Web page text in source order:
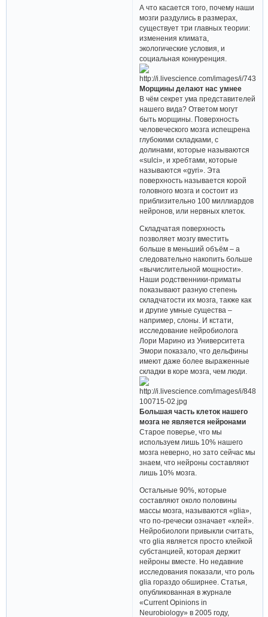
А что касается того, почему наши
мозги раздулись в размерах,
существует три главных теории:
изменения климата,
экологические условия, и
социальная конкуренция.
Морщины делают нас умнее
В чём секрет ума представителей
нашего вида? Ответом могут
быть морщины. Поверхность
человеческого мозга испещрена
глубокими складками, с
долинами, которые называются
«sulci», и хребтами, которые
называются «gyri». Эта
поверхность называется корой
головного мозга и состоит из
приблизительно 100 миллиардов
нейронов, или нервных клеток.
Складчатая поверхность
позволяет мозгу вместить
больше в меньший объём – а
следовательно накопить больше
«вычислительной мощности».
Наши родственники-приматы
показывают разную степень
складчатости их мозга, также как
и другие умные существа –
например, слоны. И кстати,
исследование нейробиолога
Лори Марино из Университета
Эмори показало, что дельфины
имеют даже более выраженные
складки в коре мозга, чем люди.
Большая часть клеток нашего
мозга не является нейронами
Старое поверье, что мы
используем лишь 10% нашего
мозга неверно, но зато сейчас мы
знаем, что нейроны составляют
лишь 10% мозга.
Остальные 90%, которые
составляют около половины
массы мозга, называются «glia»,
что по-гречески означает «клей».
Нейробиологи привыкли считать,
что glia является просто клейкой
субстанцией, которая держит
нейроны вместе. Но недавние
исследования показали, что роль
glia гораздо обширнее. Статья,
опубликованная в журнале
«Current Opinions in
Neurobiology» в 2005 году,